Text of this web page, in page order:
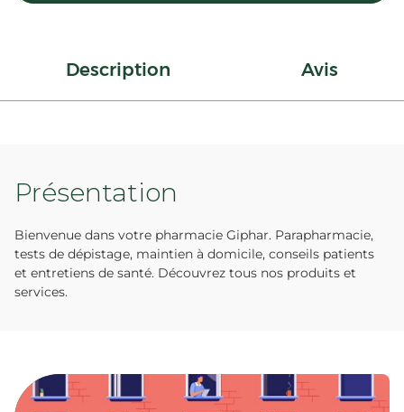
Description Avis
Présentation
Bienvenue dans votre pharmacie Giphar. Parapharmacie,
tests de dépistage, maintien à domicile, conseils patients
et entretiens de santé. Découvrez tous nos produits et
services.